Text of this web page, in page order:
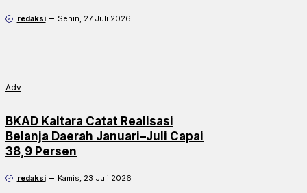
redaksi Senin, 27 Juli 2026
Adv
BKAD Kaltara Catat Realisasi
Belanja Daerah Januari–Juli Capai
38,9 Persen
redaksi Kamis, 23 Juli 2026